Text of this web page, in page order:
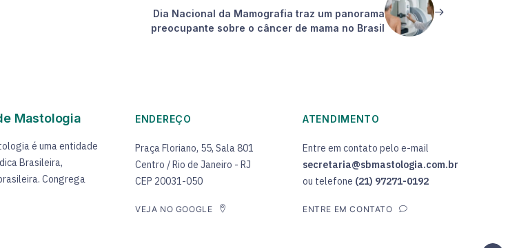
Dia Nacional da Mamografia traz um panorama
preocupante sobre o câncer de mama no Brasil
Mastologia
é uma entidade
Brasileira,
Congrega
ENDEREÇO
Praça Floriano, 55, Sala 801
Centro / Rio de Janeiro - RJ
CEP 20031-050
VEJA NO GOOGLE
ATENDIMENTO
Entre em contato pelo e-mail
secretaria@sbmastologia.com.br
ou telefone (21) 97271-0192
ENTRE EM CONTATO